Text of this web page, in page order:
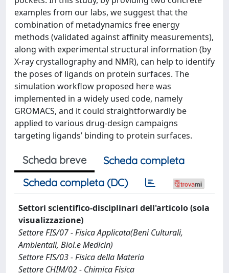
examples from our labs, we suggest that the
combination of metadynamics free energy
methods (validated against affinity measurements),
along with experimental structural information (by
X-ray crystallography and NMR), can help to identify
the poses of ligands on protein surfaces. The
simulation workflow proposed here was
implemented in a widely used code, namely
GROMACS, and it could straightforwardly be
applied to various drug-design campaigns
targeting ligands’ binding to protein surfaces.
Scheda breve
Scheda completa
Scheda completa (DC)
Settori scientifico-disciplinari dell'articolo (sola
visualizzazione)
Settore FIS/07 - Fisica Applicata(Beni Culturali,
Ambientali, Biol.e Medicin)
Settore FIS/03 - Fisica della Materia
Settore CHIM/02 - Chimica Fisica